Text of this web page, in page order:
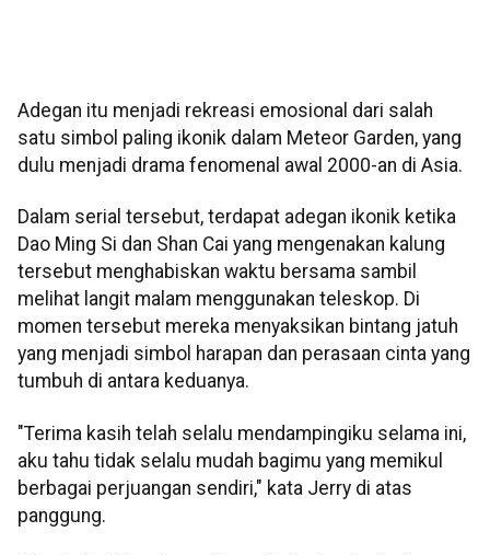
Adegan itu menjadi rekreasi emosional dari salah
satu simbol paling ikonik dalam Meteor Garden, yang
dulu menjadi drama fenomenal awal 2000-an di Asia.
Dalam serial tersebut, terdapat adegan ikonik ketika
Dao Ming Si dan Shan Cai yang mengenakan kalung
tersebut menghabiskan waktu bersama sambil
melihat langit malam menggunakan teleskop. Di
momen tersebut mereka menyaksikan bintang jatuh
yang menjadi simbol harapan dan perasaan cinta yang
tumbuh di antara keduanya.
"Terima kasih telah selalu mendampingiku selama ini,
aku tahu tidak selalu mudah bagimu yang memikul
berbagai perjuangan sendiri," kata Jerry di atas
panggung.